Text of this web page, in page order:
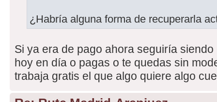
¿Habría alguna forma de recuperarla
Si ya era de pago ahora seguiría
hoy en día o pagas o te quedas sin
trabaja gratis el que algo quiere algo